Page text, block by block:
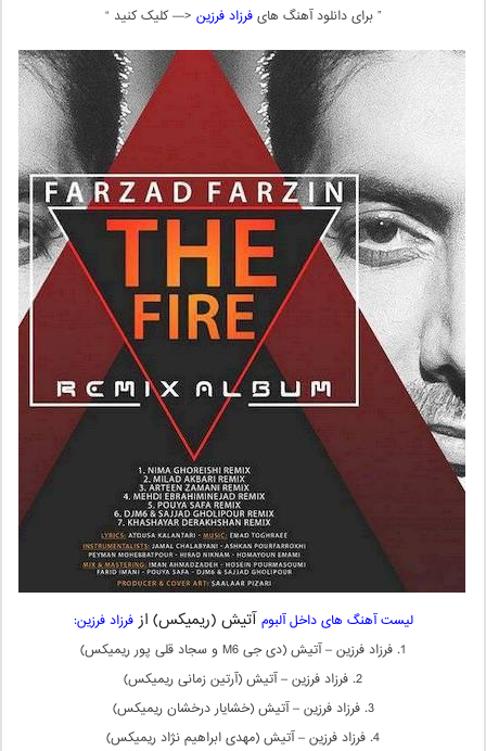
” برای دانلود آهنگ هایفرزاد فرزین <— کلیک کنید “
لیست آهنگ های داخل آلبومآتیش (ریمیکس) ازفرزاد فرزین:
1. فرزاد فرزین – آتیش (دی جی M6 و سجاد قلی پور ریمیکس)
2. فرزاد فرزین – آتیش (آرتین زمانی ریمیکس)
3. فرزاد فرزین – آتیش (خشایار درخشان ریمیکس)
4. فرزاد فرزین – آتیش (مهدی ابراهیم نژاد ریمیکس)